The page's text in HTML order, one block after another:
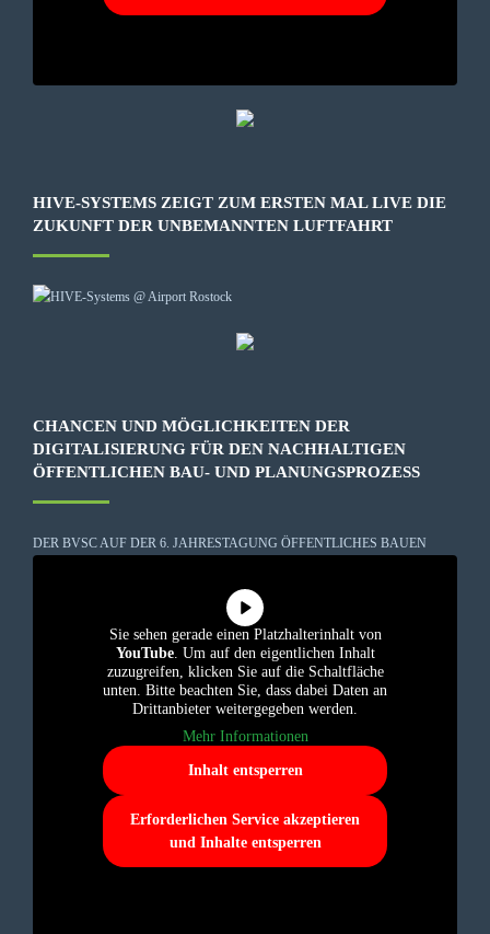
HIVE-SYSTEMS ZEIGT ZUM ERSTEN MAL LIVE DIE
ZUKUNFT DER UNBEMANNTEN LUFTFAHRT
CHANCEN UND MÖGLICHKEITEN DER
DIGITALISIERUNG FÜR DEN NACHHALTIGEN
ÖFFENTLICHEN BAU- UND PLANUNGSPROZESS
DER BVSC AUF DER 6. JAHRESTAGUNG ÖFFENTLICHES BAUEN
Sie sehen gerade einen Platzhalterinhalt von
YouTube. Um auf den eigentlichen Inhalt
zuzugreifen, klicken Sie auf die Schaltfläche
unten. Bitte beachten Sie, dass dabei Daten an
Drittanbieter weitergegeben werden.
Mehr Informationen
Inhalt entsperren
Erforderlichen Service akzeptieren
und Inhalte entsperren